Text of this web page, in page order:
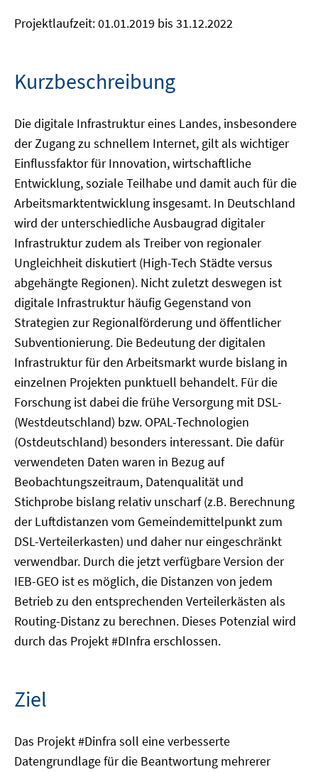
Projektlaufzeit: 01.01.2019 bis 31.12.2022
Kurzbeschreibung
Die digitale Infrastruktur eines Landes, insbesondere
der Zugang zu schnellem Internet, gilt als wichtiger
Einflussfaktor für Innovation, wirtschaftliche
Entwicklung, soziale Teilhabe und damit auch für die
Arbeitsmarktentwicklung insgesamt. In Deutschland
wird der unterschiedliche Ausbaugrad digitaler
Infrastruktur zudem als Treiber von regionaler
Ungleichheit diskutiert (High-Tech Städte versus
abgehängte Regionen). Nicht zuletzt deswegen ist
digitale Infrastruktur häufig Gegenstand von
Strategien zur Regionalförderung und öffentlicher
Subventionierung. Die Bedeutung der digitalen
Infrastruktur für den Arbeitsmarkt wurde bislang in
einzelnen Projekten punktuell behandelt. Für die
Forschung ist dabei die frühe Versorgung mit DSL-
(Westdeutschland) bzw. OPAL-Technologien
(Ostdeutschland) besonders interessant. Die dafür
verwendeten Daten waren in Bezug auf
Beobachtungszeitraum, Datenqualität und
Stichprobe bislang relativ unscharf (z.B. Berechnung
der Luftdistanzen vom Gemeindemittelpunkt zum
DSL-Verteilerkasten) und daher nur eingeschränkt
verwendbar. Durch die jetzt verfügbare Version der
IEB-GEO ist es möglich, die Distanzen von jedem
Betrieb zu den entsprechenden Verteilerkästen als
Routing-Distanz zu berechnen. Dieses Potenzial wird
durch das Projekt #DInfra erschlossen.
Ziel
Das Projekt #Dinfra soll eine verbesserte
Datengrundlage für die Beantwortung mehrerer